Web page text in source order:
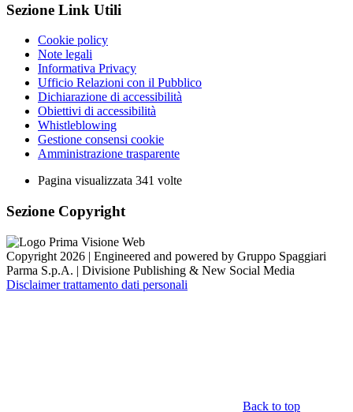
Sezione Link Utili
Cookie policy
Note legali
Informativa Privacy
Ufficio Relazioni con il Pubblico
Dichiarazione di accessibilità
Obiettivi di accessibilità
Whistleblowing
Gestione consensi cookie
Amministrazione trasparente
Pagina visualizzata 341 volte
Sezione Copyright
Copyright 2026 | Engineered and powered by Gruppo Spaggiari
Parma S.p.A. | Divisione Publishing & New Social Media
Disclaimer trattamento dati personali
Back to top